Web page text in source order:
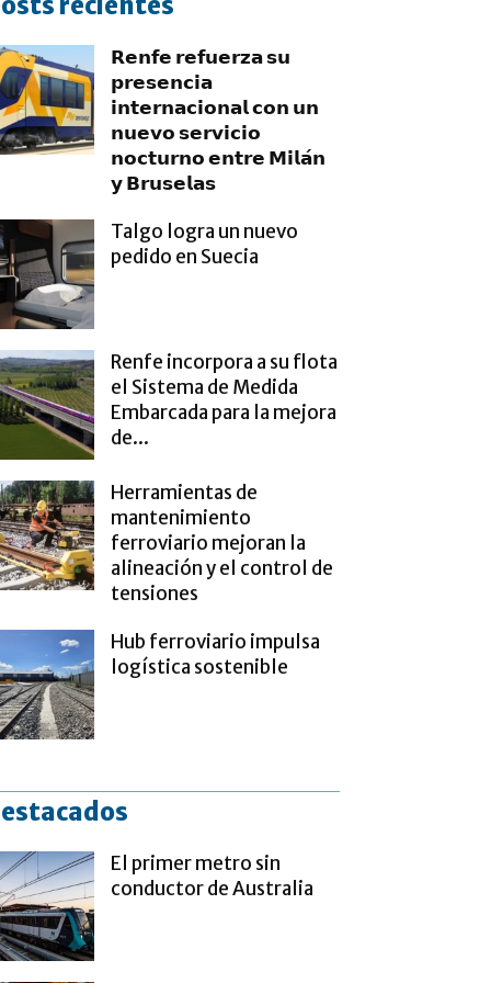
𝗥𝗲𝗻𝗳𝗲 𝗿𝗲𝗳𝘂𝗲𝗿𝘇𝗮 𝘀𝘂
𝗽𝗿𝗲𝘀𝗲𝗻𝗰𝗶𝗮
𝗶𝗻𝘁𝗲𝗿𝗻𝗮𝗰𝗶𝗼𝗻𝗮𝗹 𝗰𝗼𝗻 𝘂𝗻
𝗻𝘂𝗲𝘃𝗼 𝘀𝗲𝗿𝘃𝗶𝗰𝗶𝗼
𝗻𝗼𝗰𝘁𝘂𝗿𝗻𝗼 𝗲𝗻𝘁𝗿𝗲 𝗠𝗶𝗹𝗮́𝗻
𝘆 𝗕𝗿𝘂𝘀𝗲𝗹𝗮𝘀
Talgo logra un nuevo
pedido en Suecia
Renfe incorpora a su flota
el Sistema de Medida
Embarcada para la mejora
de...
Herramientas de
mantenimiento
ferroviario mejoran la
alineación y el control de
tensiones
Hub ferroviario impulsa
logística sostenible
El primer metro sin
conductor de Australia